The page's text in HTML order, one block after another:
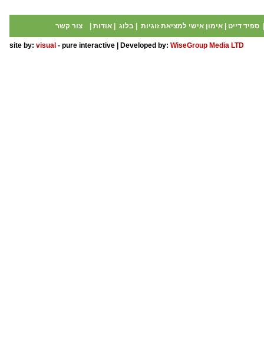
ספיד דייט אימון אישי למציאת זוגיות בלוג אודות צור קשר
site by: visual - pure interactive | Developed by: WiseGroup Media LTD